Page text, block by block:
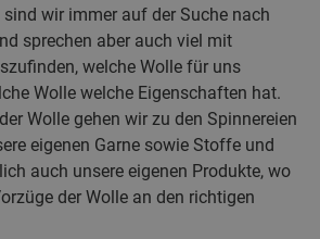
wir immer auf der Suche nach
sprechen aber auch viel mit
welche Wolle für uns
Wolle welche Eigenschaften hat.
Wolle gehen wir zu den Spinnereien
eigenen Garne sowie Stoffe und
auch unsere eigenen Produkte, wo
der Wolle an den richtigen